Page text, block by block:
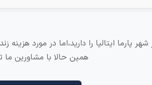
ایتالیا را دارید،اما در مورد هزینه
همین حالا با مشاورین ما